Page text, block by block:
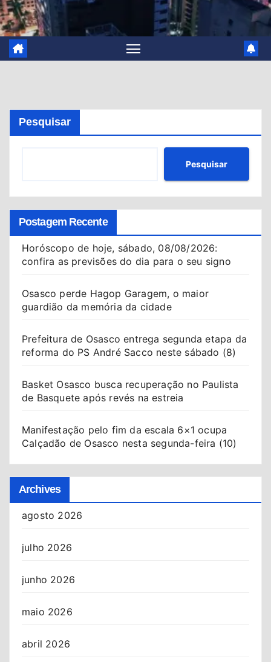
Pesquisar
Pesquisar
Postagem Recente
Horóscopo de hoje, sábado, 08/08/2026:
confira as previsões do dia para o seu signo
Osasco perde Hagop Garagem, o maior
guardião da memória da cidade
Prefeitura de Osasco entrega segunda etapa da
reforma do PS André Sacco neste sábado (8)
Basket Osasco busca recuperação no Paulista
de Basquete após revés na estreia
Manifestação pelo fim da escala 6×1 ocupa
Calçadão de Osasco nesta segunda-feira (10)
Archives
agosto 2026
julho 2026
junho 2026
maio 2026
abril 2026